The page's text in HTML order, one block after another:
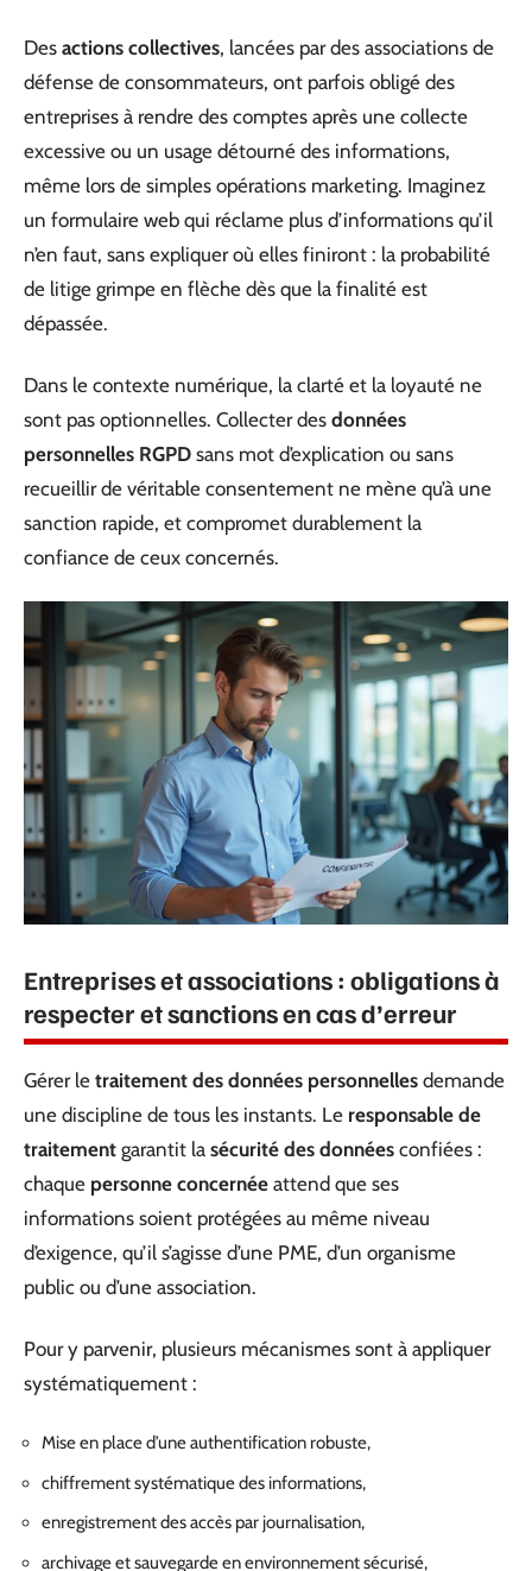
Des actions collectives, lancées par des associations de
défense de consommateurs, ont parfois obligé des
entreprises à rendre des comptes après une collecte
excessive ou un usage détourné des informations,
même lors de simples opérations marketing. Imaginez
un formulaire web qui réclame plus d’informations qu’il
n’en faut, sans expliquer où elles finiront : la probabilité
de litige grimpe en flèche dès que la finalité est
dépassée.
Dans le contexte numérique, la clarté et la loyauté ne
sont pas optionnelles. Collecter des données
personnelles RGPD sans mot d’explication ou sans
recueillir de véritable consentement ne mène qu’à une
sanction rapide, et compromet durablement la
confiance de ceux concernés.
Entreprises et associations : obligations à
respecter et sanctions en cas d’erreur
Gérer le traitement des données personnelles demande
une discipline de tous les instants. Le responsable de
traitement garantit la sécurité des données confiées :
chaque personne concernée attend que ses
informations soient protégées au même niveau
d’exigence, qu’il s’agisse d’une PME, d’un organisme
public ou d’une association.
Pour y parvenir, plusieurs mécanismes sont à appliquer
systématiquement :
Mise en place d’une authentification robuste,
chiffrement systématique des informations,
enregistrement des accès par journalisation,
archivage et sauvegarde en environnement sécurisé,